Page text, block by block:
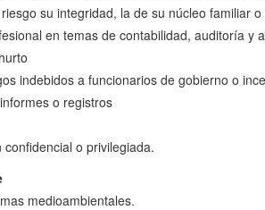
su integridad, la de su núcleo familiar
en temas de contabilidad, auditoría y
indebidos a funcionarios de gobierno o
o registros
o privilegiada.
medioambientales.